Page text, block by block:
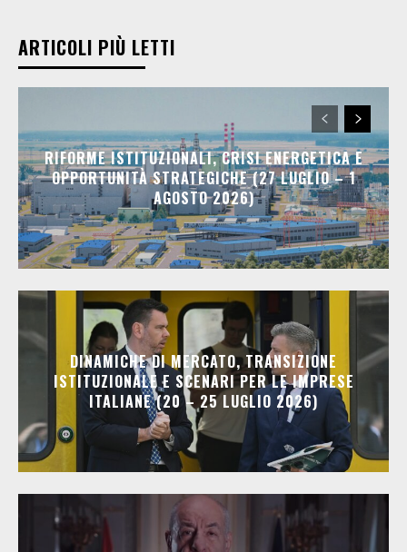
ARTICOLI PIÙ LETTI
RIFORME ISTITUZIONALI, CRISI ENERGETICA E
OPPORTUNITÀ STRATEGICHE (27 LUGLIO – 1
AGOSTO 2026)
DINAMICHE DI MERCATO, TRANSIZIONE
ISTITUZIONALE E SCENARI PER LE IMPRESE
ITALIANE (20 – 25 LUGLIO 2026)